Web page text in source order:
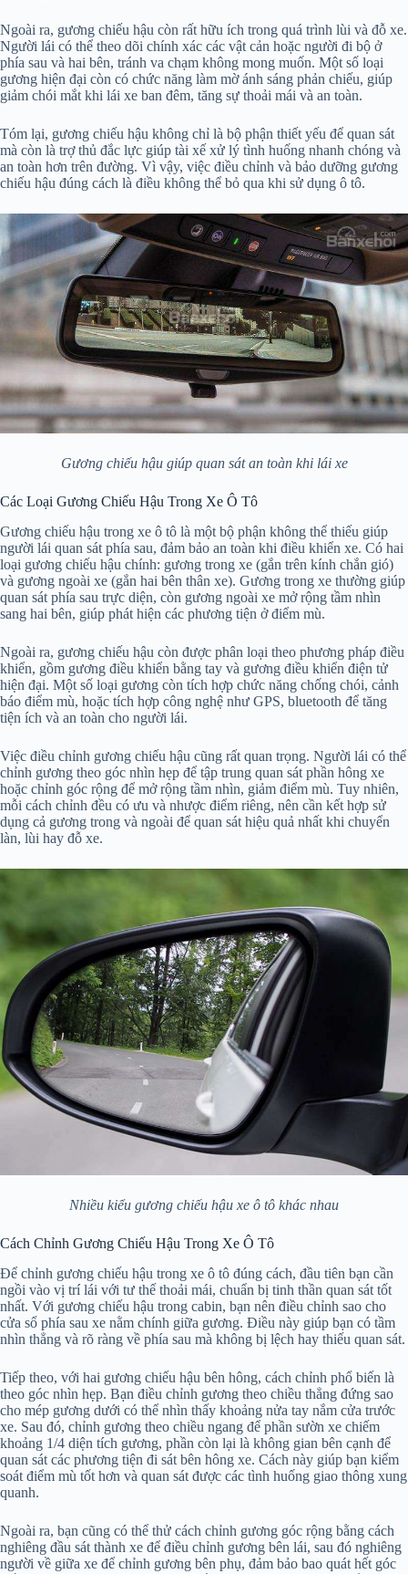
Ngoài ra, gương chiếu hậu còn rất hữu ích trong quá trình lùi và đỗ xe.
Người lái có thể theo dõi chính xác các vật cản hoặc người đi bộ ở
phía sau và hai bên, tránh va chạm không mong muốn. Một số loại
gương hiện đại còn có chức năng làm mờ ánh sáng phản chiếu, giúp
giảm chói mắt khi lái xe ban đêm, tăng sự thoải mái và an toàn.
Tóm lại, gương chiếu hậu không chỉ là bộ phận thiết yếu để quan sát
mà còn là trợ thủ đắc lực giúp tài xế xử lý tình huống nhanh chóng và
an toàn hơn trên đường. Vì vậy, việc điều chỉnh và bảo dưỡng gương
chiếu hậu đúng cách là điều không thể bỏ qua khi sử dụng ô tô.
Gương chiếu hậu giúp quan sát an toàn khi lái xe
Các Loại Gương Chiếu Hậu Trong Xe Ô Tô
Gương chiếu hậu trong xe ô tô là một bộ phận không thể thiếu giúp
người lái quan sát phía sau, đảm bảo an toàn khi điều khiển xe. Có hai
loại gương chiếu hậu chính: gương trong xe (gắn trên kính chắn gió)
và gương ngoài xe (gắn hai bên thân xe). Gương trong xe thường giúp
quan sát phía sau trực diện, còn gương ngoài xe mở rộng tầm nhìn
sang hai bên, giúp phát hiện các phương tiện ở điểm mù.
Ngoài ra, gương chiếu hậu còn được phân loại theo phương pháp điều
khiển, gồm gương điều khiển bằng tay và gương điều khiển điện tử
hiện đại. Một số loại gương còn tích hợp chức năng chống chói, cảnh
báo điểm mù, hoặc tích hợp công nghệ như GPS, bluetooth để tăng
tiện ích và an toàn cho người lái.
Việc điều chỉnh gương chiếu hậu cũng rất quan trọng. Người lái có thể
chỉnh gương theo góc nhìn hẹp để tập trung quan sát phần hông xe
hoặc chỉnh góc rộng để mở rộng tầm nhìn, giảm điểm mù. Tuy nhiên,
mỗi cách chỉnh đều có ưu và nhược điểm riêng, nên cần kết hợp sử
dụng cả gương trong và ngoài để quan sát hiệu quả nhất khi chuyển
làn, lùi hay đỗ xe.
Nhiều kiểu gương chiếu hậu xe ô tô khác nhau
Cách Chỉnh Gương Chiếu Hậu Trong Xe Ô Tô
Để chỉnh gương chiếu hậu trong xe ô tô đúng cách, đầu tiên bạn cần
ngồi vào vị trí lái với tư thế thoải mái, chuẩn bị tinh thần quan sát tốt
nhất. Với gương chiếu hậu trong cabin, bạn nên điều chỉnh sao cho
cửa sổ phía sau xe nằm chính giữa gương. Điều này giúp bạn có tầm
nhìn thẳng và rõ ràng về phía sau mà không bị lệch hay thiếu quan sát.
Tiếp theo, với hai gương chiếu hậu bên hông, cách chỉnh phổ biến là
theo góc nhìn hẹp. Bạn điều chỉnh gương theo chiều thẳng đứng sao
cho mép gương dưới có thể nhìn thấy khoảng nửa tay nắm cửa trước
xe. Sau đó, chỉnh gương theo chiều ngang để phần sườn xe chiếm
khoảng 1/4 diện tích gương, phần còn lại là không gian bên cạnh để
quan sát các phương tiện đi sát bên hông xe. Cách này giúp bạn kiểm
soát điểm mù tốt hơn và quan sát được các tình huống giao thông xung
quanh.
Ngoài ra, bạn cũng có thể thử cách chỉnh gương góc rộng bằng cách
nghiêng đầu sát thành xe để điều chỉnh gương bên lái, sau đó nghiêng
người về giữa xe để chỉnh gương bên phụ, đảm bảo bao quát hết góc